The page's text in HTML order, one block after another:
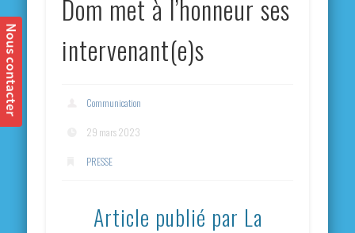
Dom met à l’honneur ses
intervenant(e)s
Communication
29 mars 2023
PRESSE
Article publié par La